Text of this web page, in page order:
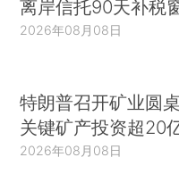
离岸信托90天补税
2026年08月08日
特朗普召开矿业圆
关键矿产投资超20
2026年08月08日